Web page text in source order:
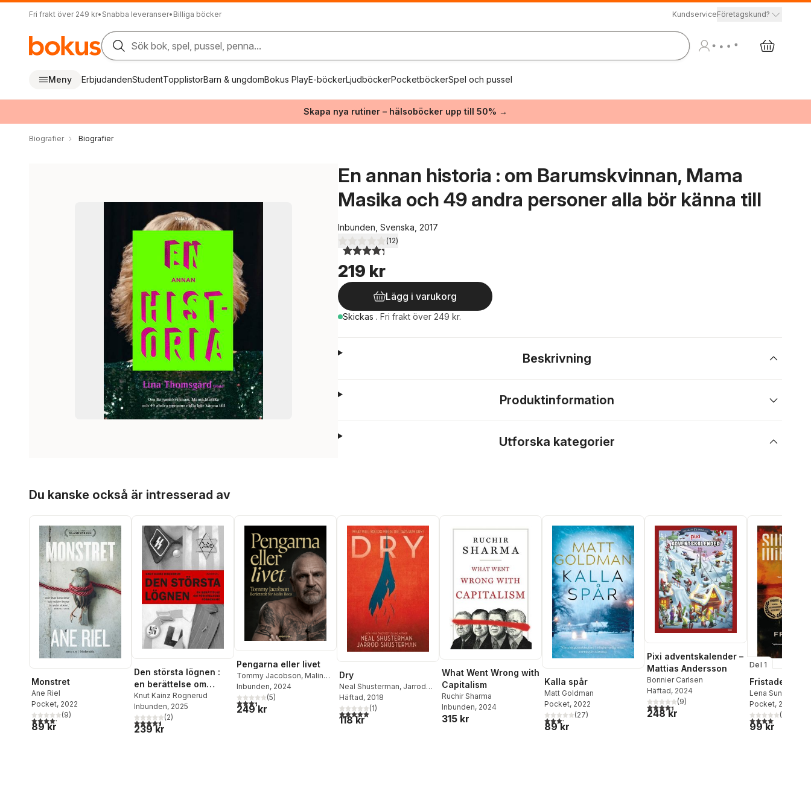
Fri frakt över 249 kr• Snabba leveranser• Billiga böcker KundserviceFöretagskund?
Sök bok, spel, pussel, penna...
Meny ErbjudandenStudentTopplistorBarn & ungdomBokus PlayE-böckerLjudböckerPocketböckerSpel och pussel
Skapa nya rutiner – hälsoböcker upp till 50% →
Biografier Biografier
En annan historia : om Barumskvinnan, Mama
Masika och 49 andra personer alla bör känna till
Inbunden, Svenska, 2017
4,3utav 5 stjärnor. Totalt antal röster:
(12)
219 kr
Lägg i varukorg
Skickas . Fri frakt över 249 kr.
Beskrivning
Produktinformation
Utforska kategorier
Du kanske också är intresserad av
Monstret
Ane Riel
Pocket, 2022
4,2utav 5 stjärnor. Totalt antal röster:
(9)
89 kr
Den största lögnen :
en berättelse om
Förintelsens
förnekare
Knut Kainz Rognerud
Inbunden, 2025
4,5utav 5 stjärnor. Totalt antal röster:
(2)
239 kr
Pengarna eller livet
Tommy Jacobson, Malin
Roos
Inbunden, 2024
3,4utav 5 stjärnor. Totalt antal röster:
(5)
249 kr
Dry
Neal Shusterman, Jarrod
Shusterman
Häftad, 2018
5,0utav 5 stjärnor. Totalt antal röster:
(1)
118 kr
What Went Wrong with
Capitalism
Ruchir Sharma
Inbunden, 2024
315 kr
Kalla spår
Matt Goldman
Pocket, 2022
3,2utav 5 stjärnor. Totalt antal röster:
(27)
89 kr
Pixi adventskalender –
Mattias Andersson
Bonnier Carlsen
Häftad, 2024
4,4utav 5 stjärnor. Totalt antal röster:
(9)
248 kr
Del 1
Fristaden
Lena Sundström
Mikkelsen
Pocket, 2025
4,1utav 5(
99 kr